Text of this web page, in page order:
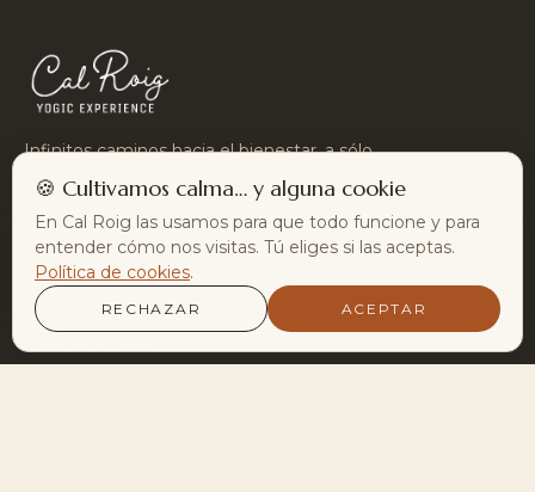
Infinitos caminos hacia el bienestar, a sólo
5 minutos de Elche.
PRÁCTICAS
Programa semanal
🍪 Cultivamos calma… y alguna cookie
En Cal Roig las usamos para que todo funcione y para
entender cómo nos visitas. Tú eliges si las aceptas.
Política de cookies.
RECHAZAR ACEPTAR